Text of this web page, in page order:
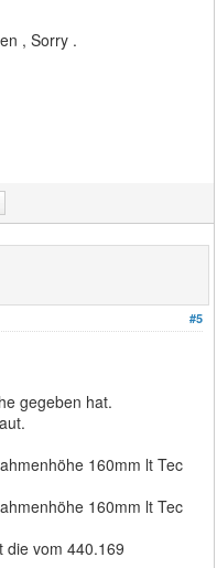
, Sorry .
#5
gegeben hat.
160mm lt Tec
160mm lt Tec
die vom 440.169